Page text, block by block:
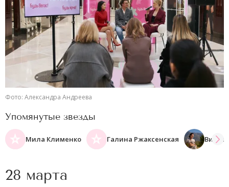
Фото: Александра Андреева
Упомянутые звезды
Мила Клименко Галина Ржаксенская
28 марта